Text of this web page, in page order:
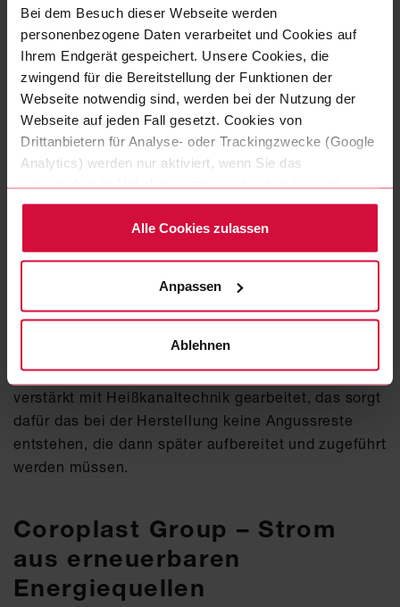
Bei dem Besuch dieser Webseite werden
personenbezogene Daten verarbeitet und Cookies auf
Ihrem Endgerät gespeichert. Unsere Cookies, die
zwingend für die Bereitstellung der Funktionen der
Webseite notwendig sind, werden bei der Nutzung der
Webseite auf jeden Fall gesetzt. Cookies von
Drittanbietern für Analyse- oder Trackingzwecke (Google
Analytics) werden nur aktiviert, wenn Sie das
entsprechende Häkchen setzen und auf „zulassen“
klicken. Mehr dazu (einschließlich der Möglichkeit, die
Einwilligungserklärung zu widerrufen) erfahren Sie in
unserer Datenschutzerklärung.
Alle Cookies zulassen
Anpassen
Ablehnen
verschlechtern, um die hohen Qualitätsstandards
des Mobilitätssektor zu erfüllen.
Neben den Regranulaten, die wir direkt vom
Hersteller als fertige Mischung zukaufen, werden
bei WeWire
direkt in der Produktion anfallende
Reste sortenrein gesammelt, in speziellen
Mahlwerken zerkleinert und wieder dem Prozess
Gewichtsoptimierung und Reduzierung
Darüber hinaus verfolgen wir bei der
Material wie technisch möglich einzusetzen. Zum
Beispiel werden Gehäuse und andere Kunststoffteile
gewichtsoptimiert konstruiert. Bei Werkzeugen wird
verstärkt mit Heißkanaltechnik gearbeitet, das sorgt
dafür das bei der Herstellung keine Angussreste
entstehen, die dann später aufbereitet und zugeführt
werden müssen.
Coroplast Group – Strom
aus erneuerbaren
Energiequellen